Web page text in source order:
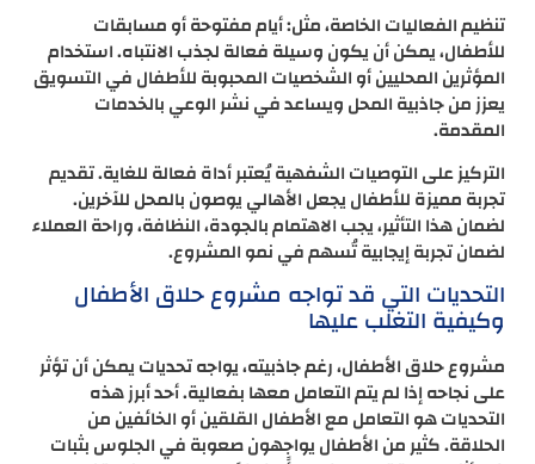
تنظيم الفعاليات الخاصة، مثل: أيام مفتوحة أو مسابقات
للأطفال، يمكن أن يكون وسيلة فعالة لجذب الانتباه. استخدام
المؤثرين المحليين أو الشخصيات المحبوبة للأطفال في التسويق
يعزز من جاذبية المحل ويساعد في نشر الوعي بالخدمات
المقدمة.
التركيز على التوصيات الشفهية يُعتبر أداة فعالة للغاية. تقديم
تجربة مميزة للأطفال يجعل الأهالي يوصون بالمحل للآخرين.
لضمان هذا التأثير، يجب الاهتمام بالجودة، النظافة، وراحة العملاء
لضمان تجربة إيجابية تُسهم في نمو المشروع.
التحديات التي قد تواجه مشروع حلاق الأطفال
وكيفية التغلب عليها
مشروع حلاق الأطفال، رغم جاذبيته، يواجه تحديات يمكن أن تؤثر
على نجاحه إذا لم يتم التعامل معها بفعالية. أحد أبرز هذه
التحديات هو التعامل مع الأطفال القلقين أو الخائفين من
الحلاقة. كثير من الأطفال يواجهون صعوبة في الجلوس بثبات